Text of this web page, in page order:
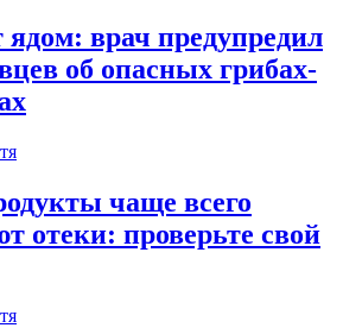
врач предупредил
об опасных грибах-
чаще всего
отеки: проверьте свой